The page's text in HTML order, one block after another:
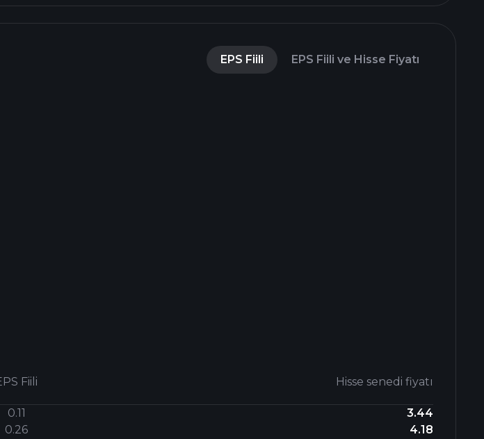
EPS Fiili
EPS Fiili ve Hisse Fiyatı
Fiili Hisse senedi fiyatı
0.11
3.44
0.26
4.18